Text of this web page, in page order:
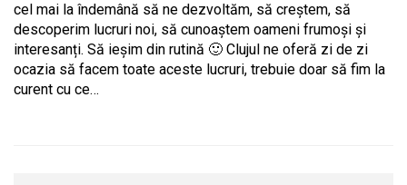
cel mai la îndemână să ne dezvoltăm, să creștem, să
descoperim lucruri noi, să cunoaștem oameni frumoși și
interesanți. Să ieșim din rutină 🙂 Clujul ne oferă zi de zi
ocazia să facem toate aceste lucruri, trebuie doar să fim la
curent cu ce…